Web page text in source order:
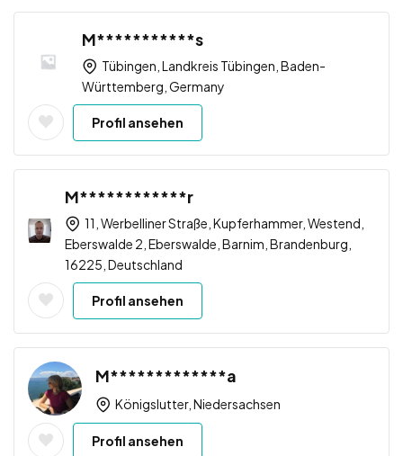
M***********s
Tübingen, Landkreis Tübingen, Baden-
Württemberg, Germany
Profil ansehen
M************r
11, Werbelliner Straße, Kupferhammer, Westend,
Eberswalde 2, Eberswalde, Barnim, Brandenburg,
16225, Deutschland
Profil ansehen
M*************a
Königslutter, Niedersachsen
Profil ansehen